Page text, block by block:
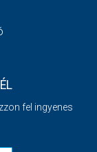
fel ingyenes